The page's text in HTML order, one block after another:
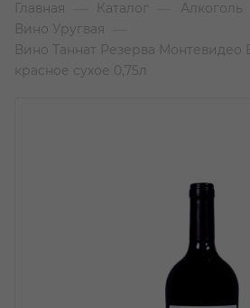
Главная Каталог Алкоголь
Вино Уругвая
Вино Таннат Резерва Монтевидео
красное сухое 0,75л